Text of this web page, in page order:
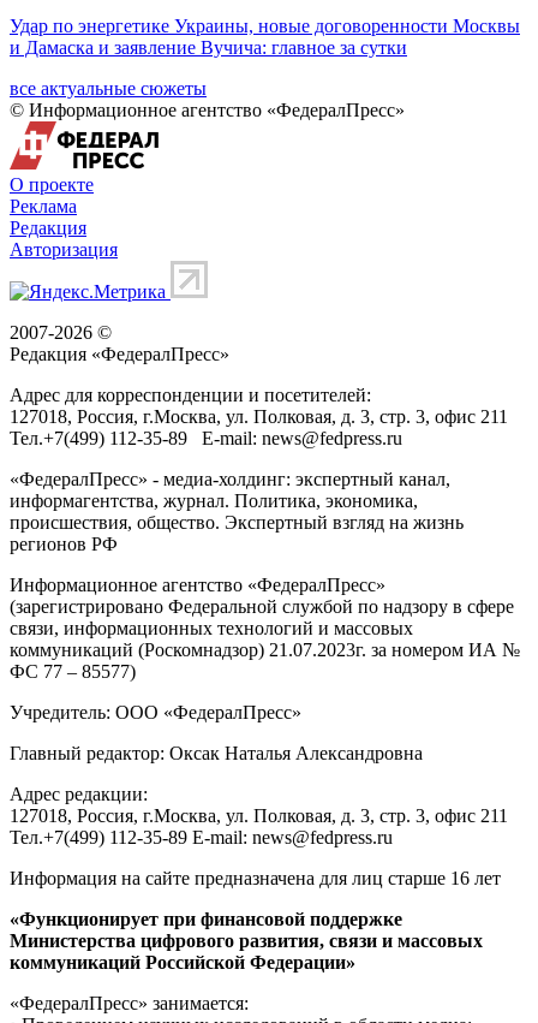
Удар по энергетике Украины, новые договоренности Москвы
и Дамаска и заявление Вучича: главное за сутки
все актуальные сюжеты
© Информационное агентство «ФедералПресс»
О проекте
Реклама
Редакция
Авторизация
2007-2026 ©
Редакция «ФедералПресс»
Адрес для корреспонденции и посетителей:
127018, Россия, г.Москва, ул. Полковая, д. 3, стр. 3, офис 211
Тел.+7(499) 112-35-89 E-mail: news@fedpress.ru
«ФедералПресс» - медиа-холдинг: экспертный канал,
информагентства, журнал. Политика, экономика,
происшествия, общество. Экспертный взгляд на жизнь
регионов РФ
Информационное агентство «ФедералПресс»
(зарегистрировано Федеральной службой по надзору в сфере
связи, информационных технологий и массовых
коммуникаций (Роскомнадзор) 21.07.2023г. за номером ИА №
ФС 77 – 85577)
Учредитель: ООО «ФедералПресс»
Главный редактор: Оксак Наталья Александровна
Адрес редакции:
127018, Россия, г.Москва, ул. Полковая, д. 3, стр. 3, офис 211
Тел.+7(499) 112-35-89 E-mail: news@fedpress.ru
Информация на сайте предназначена для лиц старше 16 лет
«Функционирует при финансовой поддержке
Министерства цифрового развития, связи и массовых
коммуникаций Российской Федерации»
«ФедералПресс» занимается: